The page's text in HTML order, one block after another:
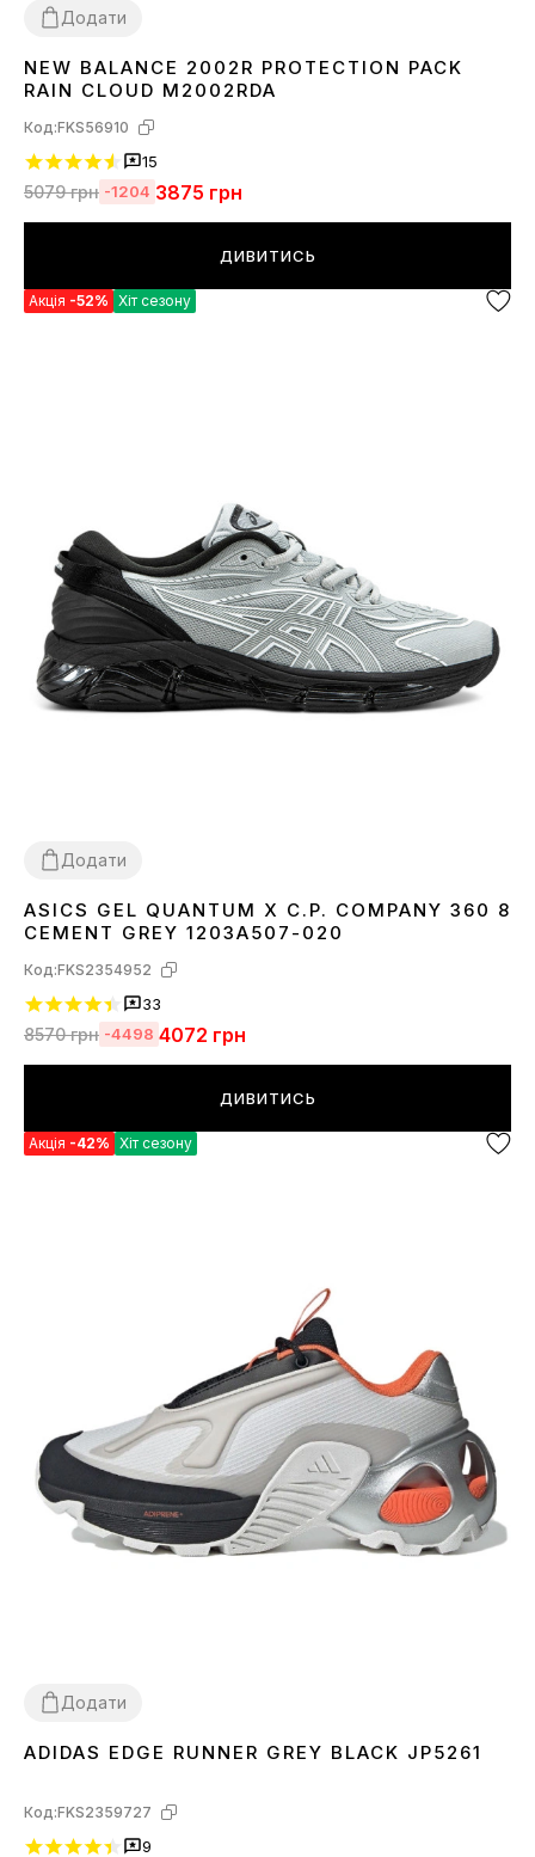
Додати
3637 3839404142 43 44
NEW BALANCE 2002R PROTECTION PACK
RAIN CLOUD M2002RDA
Код:FKS56910
15
5079грн -1204 3875 грн
ДИВИТИСЬ
Акція -52% Хіт сезону
Додати
40 4142 4344 45
ASICS GEL QUANTUM X C.P. COMPANY 360 8
CEMENT GREY 1203A507-020
Код:FKS2354952
33
8570грн -4498 4072 грн
ДИВИТИСЬ
Акція -42% Хіт сезону
Додати
36 3738 39 40414243 44
ADIDAS EDGE RUNNER GREY BLACK JP5261
Код:FKS2359727
9